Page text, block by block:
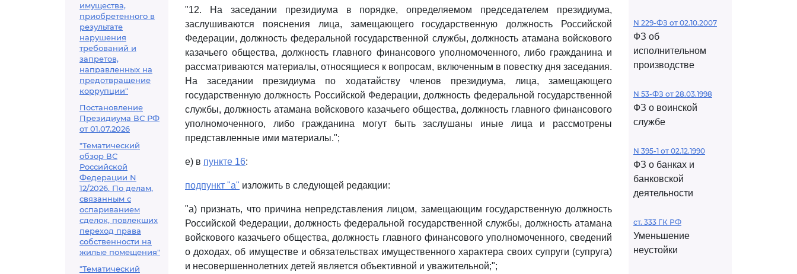
имущества,
приобретенного в
результате
нарушения
требований и
запретов,
направленных на
предотвращение
коррупции"
Постановление
Президиума ВС РФ
от 01.07.2026
"Тематический
обзор ВС
Российской
Федерации N
12/2026. По делам,
связанным с
оспариванием
сделок, повлекших
переход права
собственности на
жилые помещения"
"Тематический
"12. На заседании президиума в порядке, определяемом председателем президиума,
заслушиваются пояснения лица, замещающего государственную должность Российской
Федерации, должность федеральной государственной службы, должность атамана войскового
казачьего общества, должность главного финансового уполномоченного, либо гражданина и
рассматриваются материалы, относящиеся к вопросам, включенным в повестку дня заседания.
На заседании президиума по ходатайству членов президиума, лица, замещающего
государственную должность Российской Федерации, должность федеральной государственной
службы, должность атамана войскового казачьего общества, должность главного финансового
уполномоченного, либо гражданина могут быть заслушаны иные лица и рассмотрены
представленные ими материалы.";
е) в пункте 16:
подпункт "а" изложить в следующей редакции:
"а) признать, что причина непредставления лицом, замещающим государственную должность
Российской Федерации, должность федеральной государственной службы, должность атамана
войскового казачьего общества, должность главного финансового уполномоченного, сведений
о доходах, об имуществе и обязательствах имущественного характера своих супруги (супруга)
и несовершеннолетних детей является объективной и уважительной;";
N 229-ФЗ от 02.10.2007
ФЗ об
исполнительном
производстве
N 53-ФЗ от 28.03.1998
ФЗ о воинской
службе
N 395-1 от 02.12.1990
ФЗ о банках и
банковской
деятельности
ст. 333 ГК РФ
Уменьшение
неустойки